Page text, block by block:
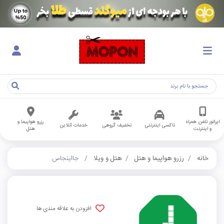
اپراتور تلفن همراه
و اینترنت
تاکسی اینترنتی تخفیف گروهی خدمات آنلاین
رزرو هواپیما و
هتل
خانه رزرو هواپیما و هتل هتل و ویلا جااینجاس
افزودن به علاقه مندی ها